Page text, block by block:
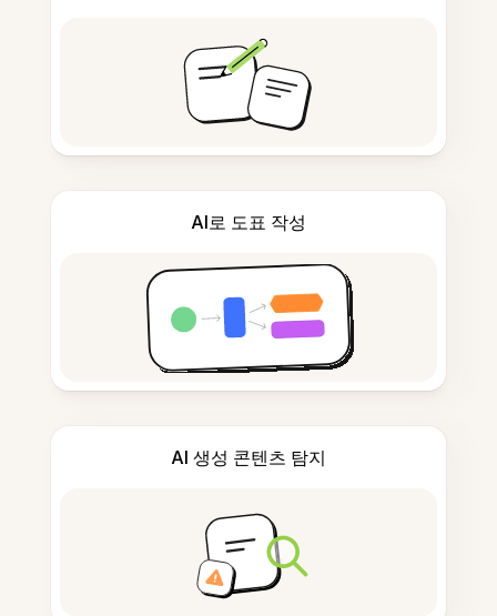
AI로 도표 작성
AI 생성 콘텐츠 탐지